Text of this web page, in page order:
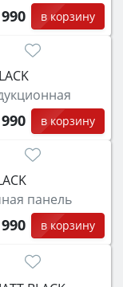
в корзину
в корзину
панель
в корзину